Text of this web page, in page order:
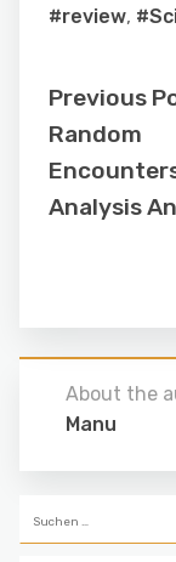
#review,
Previous
Random
Analysis
About the
Manu
nach: